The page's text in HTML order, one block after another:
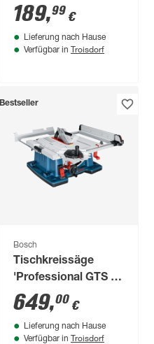
mit Stativ und
Tasche
189,99 €
Lieferung nach Hause
Verfügbar in Troisdorf
Bestseller
Bosch
Tischkreissäge
'Professional GTS 10
XC' 2000 W
649,00 €
Lieferung nach Hause
Verfügbar in Troisdorf